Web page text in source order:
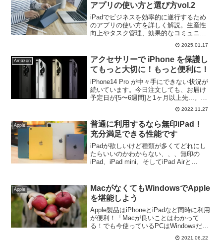
アプリの使い方と選び方vol.2
iPadでビジネスを効率的に遂行するため
のアプリの使い方を詳しく解説。生産性
向上やタスク管理、効果的なコミュニケ
ーションなど、ビジネスに役立つアプリ
の活用方法をご紹介。iPadユーザー必見
のビジネスアプリ活用ガイド。
2025.01.17
Amazon
アクセサリーで iPhone を保護し
てもっと大切に！もっと便利に！
iPhone14 Pro が中々手にできない状況が
続いています。今日注文しても、お届け
予定日が[5〜6週間]と1ヶ月以上先...。今
回は iPhone14 Pro をはじめ、それ以前の
iPhone にも使える周辺機器を紹介しま
す。
2022.11.27
Apple
普通に利用するなら無印iPad！
充分満足できる性能です
iPadが欲しいけど種類が多くてどれにし
たらいいのかわからない、、、無印の
iPad、iPad mini、そしてiPad Airと
人が多いのではないでしょうか？一番お
求めやすいiPadがおすすめ！
Apple
MacがなくてもWindowsでApple
を堪能しよう
Apple製品はiPhoneとiPadなど同時に利用
が便利！「Macが良いことはわかって
る！でも今使っているPCはWindowsだか
ら,,,」。そんなあなたへWindowsPCでの
iCloudの便利な使い方を解説します。
2021.06.22